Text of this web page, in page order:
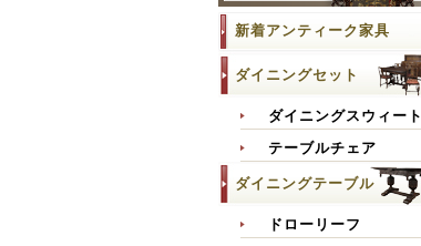
新着アンティーク家具
ダイニングセット
ダイニングスウィート
テーブルチェア
ダイニングテーブル
ドローリーフ